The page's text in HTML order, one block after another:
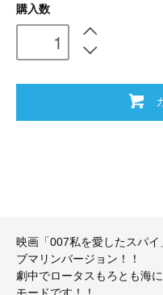
購入数
映画「007私を愛したスパ
ブマリンバージョン！！
劇中でロータスもろとも海